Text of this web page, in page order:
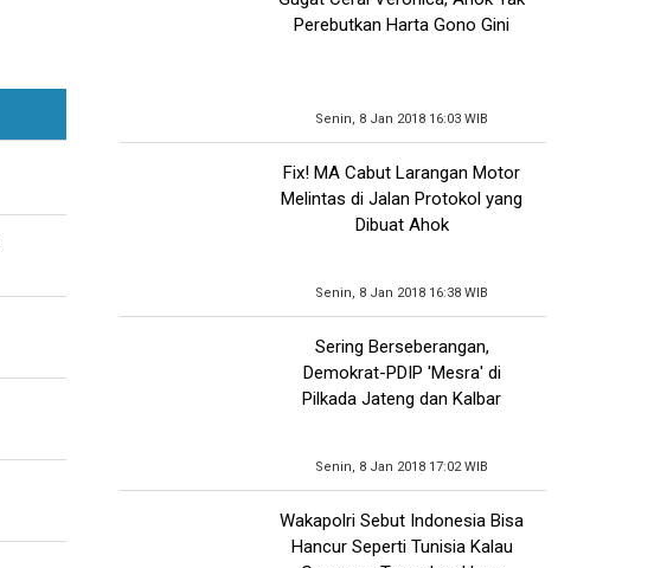
Perebutkan Harta Gono Gini
Senin, 8 Jan 2018 16:03 WIB
Fix! MA Cabut Larangan Motor
Melintas di Jalan Protokol yang
Dibuat Ahok
Senin, 8 Jan 2018 16:38 WIB
Sering Berseberangan,
Demokrat-PDIP 'Mesra' di
Pilkada Jateng dan Kalbar
Senin, 8 Jan 2018 17:02 WIB
Wakapolri Sebut Indonesia Bisa
Hancur Seperti Tunisia Kalau